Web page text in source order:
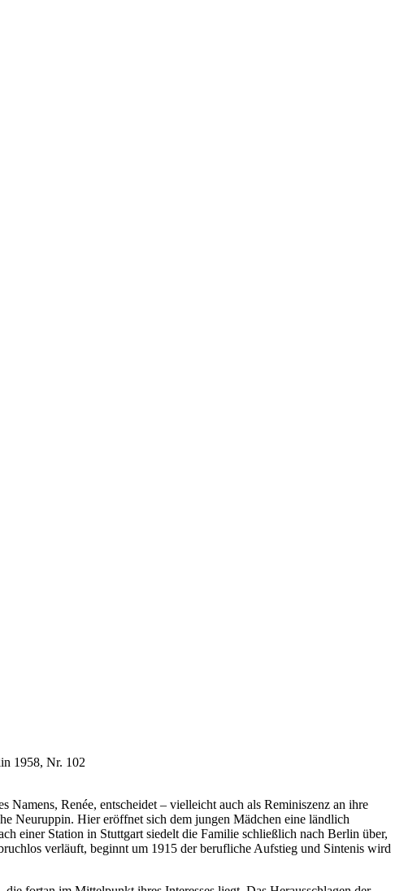
1958, Nr. 102
Renée, entscheidet – vielleicht auch als Reminiszenz an ihre
Neuruppin. Hier eröffnet sich dem jungen Mädchen eine ländlich
einer Station in Stuttgart siedelt die Familie schließlich nach Berlin über,
verläuft, beginnt um 1915 der berufliche Aufstieg und Sintenis wird